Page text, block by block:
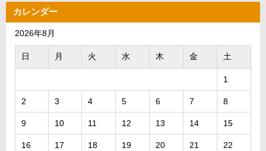
カレンダー
2026年8月
日 月 火 水 木 金 土
1
2 3 4 5 6 7 8
9 10 11 12 13 14 15
16 17 18 19 20 21 22